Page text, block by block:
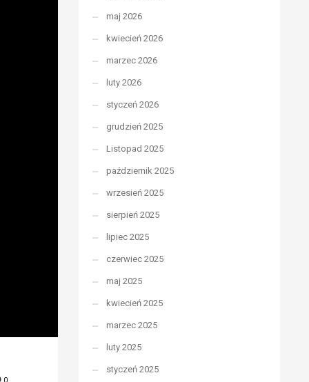
0
maj 2026
kwiecień 2026
marzec 2026
luty 2026
styczeń 2026
grudzień 2025
Listopad 2025
październik 2025
wrzesień 2025
sierpień 2025
lipiec 2025
czerwiec 2025
maj 2025
kwiecień 2025
marzec 2025
luty 2025
styczeń 2025